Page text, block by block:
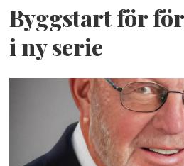
Byggstart för
i ny serie